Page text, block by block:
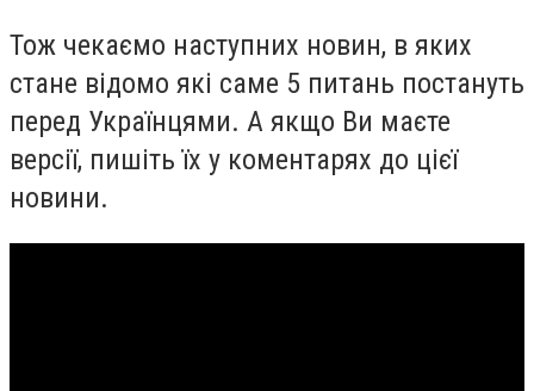
Тож чекаємо наступних новин, в яких
стане відомо які саме 5 питань постануть
перед Українцями. А якщо Ви маєте
версії, пишіть їх у коментарях до цієї
новини.